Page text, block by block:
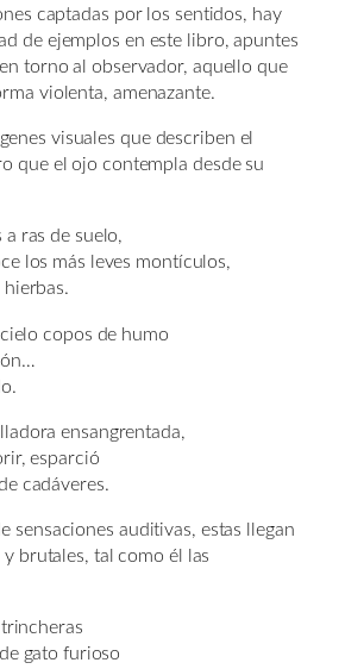
captadas por los sentidos, hay
de ejemplos en este libro, apuntes
torno al observador, aquello que
violenta, amenazante.
visuales que describen el
que el ojo contempla desde su
ras de suelo,
los más leves montículos,
hierbas.
copos de humo
ensangrentada,
esparció
cadáveres.
sensaciones auditivas, estas llegan
brutales, tal como él las
gato furioso